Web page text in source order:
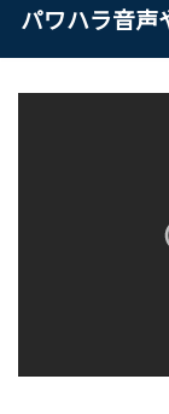
パワハラ音声